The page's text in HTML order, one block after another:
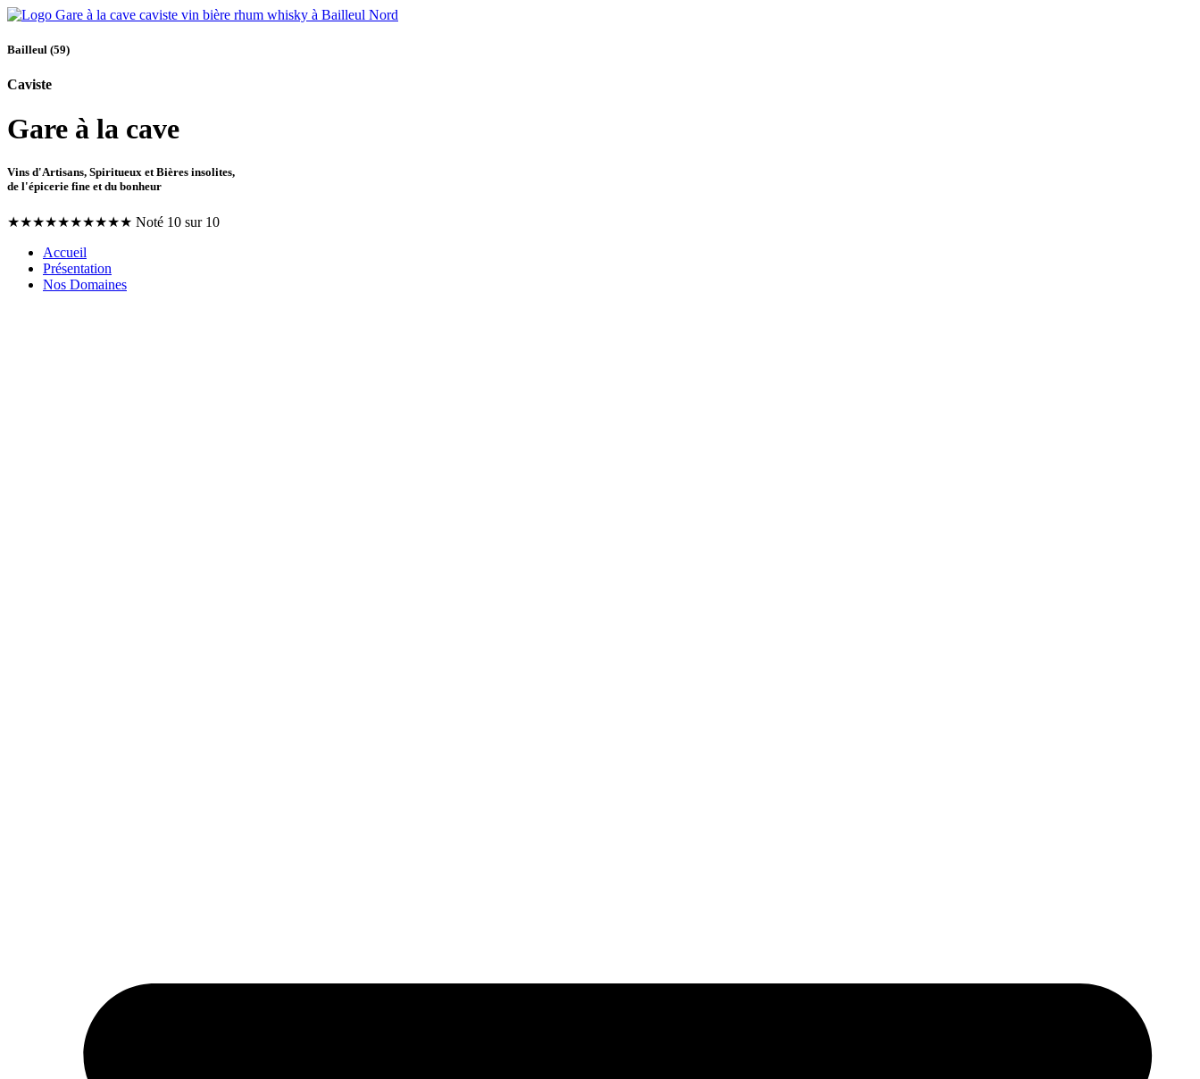
Bailleul (59)
Caviste
Gare à la cave
Vins d'Artisans, Spiritueux et Bières insolites,
de l'épicerie fine et du bonheur
★★★★★★★★★★ Noté 10 sur 10
Accueil
Présentation
Nos Domaines